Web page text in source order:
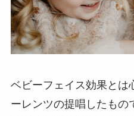
ベビーフェイス効果とは
ーレンツの提唱したもの